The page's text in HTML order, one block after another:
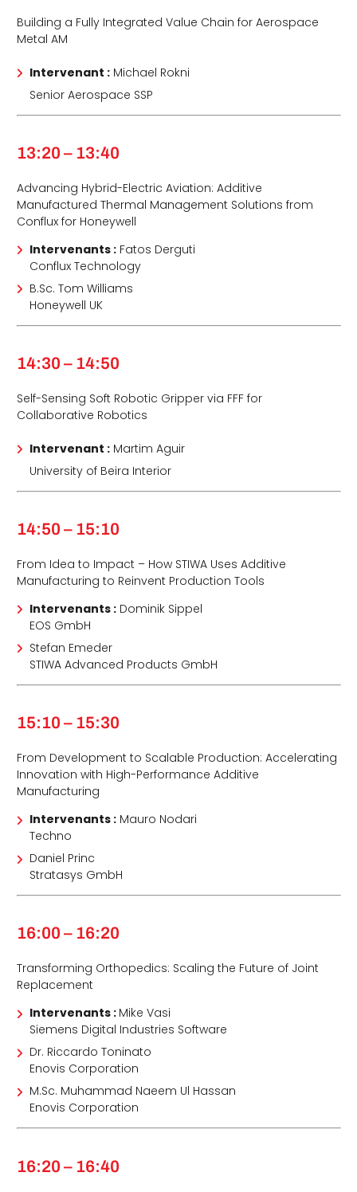
Building a Fully Integrated Value Chain for Aerospace
Metal AM
Intervenant :Michael Rokni
Senior Aerospace SSP
13:20 – 13:40
Advancing Hybrid-Electric Aviation: Additive
Manufactured Thermal Management Solutions from
Conflux for Honeywell
Intervenants :Fatos Derguti
Conflux Technology
B.Sc. Tom Williams
Honeywell UK
14:30 – 14:50
Self-Sensing Soft Robotic Gripper via FFF for
Collaborative Robotics
Intervenant :Martim Aguir
University of Beira Interior
14:50 – 15:10
From Idea to Impact – How STIWA Uses Additive
Manufacturing to Reinvent Production Tools
Intervenants :Dominik Sippel
EOS GmbH
Stefan Emeder
STIWA Advanced Products GmbH
15:10 – 15:30
From Development to Scalable Production: Accelerating
Innovation with High-Performance Additive
Manufacturing
Intervenants :Mauro Nodari
Techno
Daniel Princ
Stratasys GmbH
16:00 – 16:20
Transforming Orthopedics: Scaling the Future of Joint
Replacement
Intervenants : Mike Vasi
Siemens Digital Industries Software
Dr. Riccardo Toninato
Enovis Corporation
M.Sc. Muhammad Naeem Ul Hassan
Enovis Corporation
16:20 – 16:40